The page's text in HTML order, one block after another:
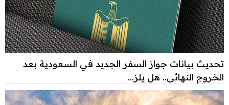
تحديث بيانات جواز السفر الجديد في السعودية بعد
الخروج النهائي.. هل يلز...